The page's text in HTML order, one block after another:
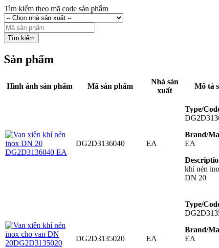
Tìm kiếm theo mã code sản phẩm
Tìm kiếm
Sản phẩm
Hình ảnh sản phẩm Mã sản phẩm
Nhà sản
xuất
Mô tả
DG2D3136040 EA
Type/
Brand/
EA
khí nén
DN 20
DG2D3135020 EA
Type/
Brand/
EA